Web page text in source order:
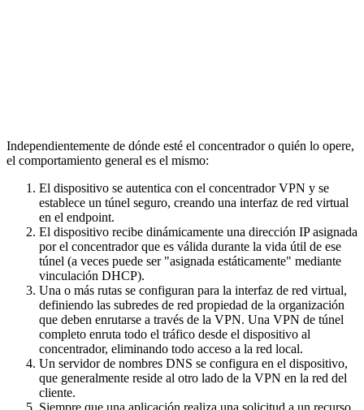
Independientemente de dónde esté el concentrador o quién lo opere,
el comportamiento general es el mismo:
El dispositivo se autentica con el concentrador VPN y se
establece un túnel seguro, creando una interfaz de red virtual
en el endpoint.
El dispositivo recibe dinámicamente una dirección IP asignada
por el concentrador que es válida durante la vida útil de ese
túnel (a veces puede ser "asignada estáticamente" mediante
vinculación DHCP).
Una o más rutas se configuran para la interfaz de red virtual,
definiendo las subredes de red propiedad de la organización
que deben enrutarse a través de la VPN. Una VPN de túnel
completo enruta todo el tráfico desde el dispositivo al
concentrador, eliminando todo acceso a la red local.
Un servidor de nombres DNS se configura en el dispositivo,
que generalmente reside al otro lado de la VPN en la red del
cliente.
Siempre que una aplicación realiza una solicitud a un recurso,